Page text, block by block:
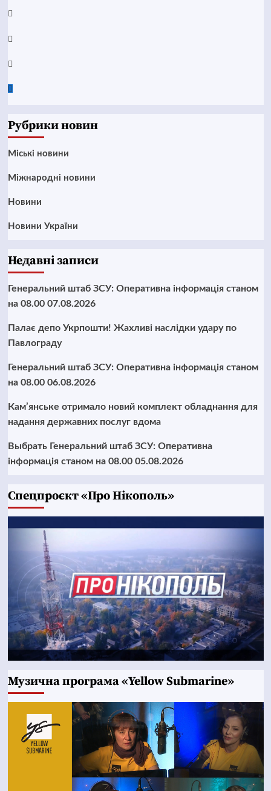
Telegram
Instagram
Twitter
Google
Рубрики новин
Mіські новини
Міжнародні новини
Новини
Новини України
Недавні записи
Генеральний штаб ЗСУ: Оперативна інформація станом
на 08.00 07.08.2026
Палає депо Укрпошти! Жахливі наслідки удару по
Павлограду
Генеральний штаб ЗСУ: Оперативна інформація станом
на 08.00 06.08.2026
Кам’янське отримало новий комплект обладнання для
надання державних послуг вдома
Выбрать Генеральний штаб ЗСУ: Оперативна
інформація станом на 08.00 05.08.2026
Cпецпроєкт «Про Нікополь»
Музична програма «Yellow Submarine»